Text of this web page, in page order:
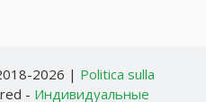
2026 | Politica sulla
- Индивидуальные